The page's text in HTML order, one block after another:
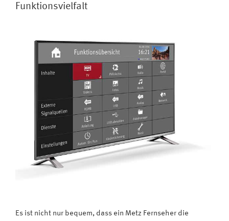
Funktionsvielfalt
Es ist nicht nur bequem, dass ein Metz Fernseher die